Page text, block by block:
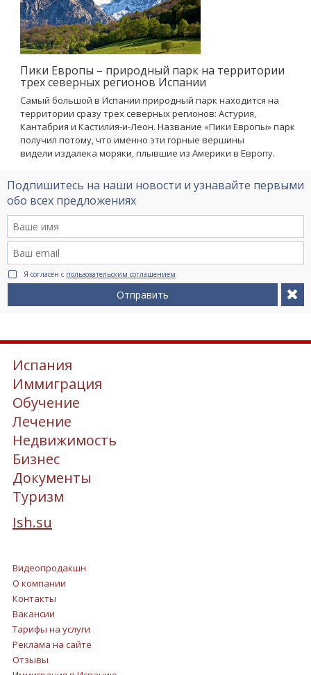
Пики Европы – природный парк на территории
трех северных регионов Испании
Самый большой в Испании природный парк находится на
территории сразу трех северных регионов: Астурия,
Кантабрия и Кастилия-и-Леон. Название «Пики Европы» парк
получил потому, что именно эти горные вершины
видели издалека моряки, плывшие из Америки в Европу.
Подпишитесь на наши новости и узнавайте первыми
обо всех предложениях
Я согласен с пользовательским соглашением
Отправить
Испания
Иммиграция
Обучение
Лечение
Недвижимость
Бизнес
Документы
Туризм
Ish.su
Видеопродакшн
О компании
Контакты
Вакансии
Тарифы на услуги
Реклама на сайте
Отзывы